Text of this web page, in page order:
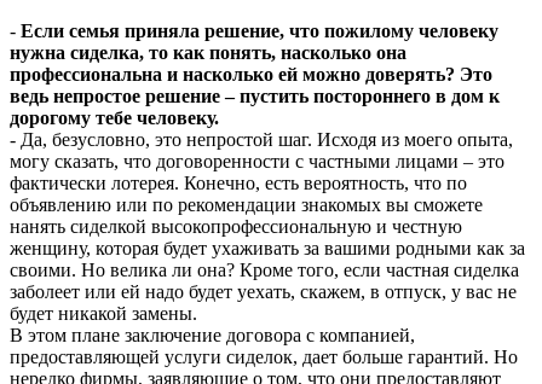
- Если семья приняла решение, что пожилому человеку
нужна сиделка, то как понять, насколько она
профессиональна и насколько ей можно доверять? Это
ведь непростое решение – пустить постороннего в дом к
дорогому тебе человеку.
- Да, безусловно, это непростой шаг. Исходя из моего опыта,
могу сказать, что договоренности с частными лицами – это
фактически лотерея. Конечно, есть вероятность, что по
объявлению или по рекомендации знакомых вы сможете
нанять сиделкой высокопрофессиональную и честную
женщину, которая будет ухаживать за вашими родными как за
своими. Но велика ли она? Кроме того, если частная сиделка
заболеет или ей надо будет уехать, скажем, в отпуск, у вас не
будет никакой замены.
В этом плане заключение договора с компанией,
предоставляющей услуги сиделок, дает больше гарантий. Но
нередко фирмы, заявляющие о том, что они предоставляют